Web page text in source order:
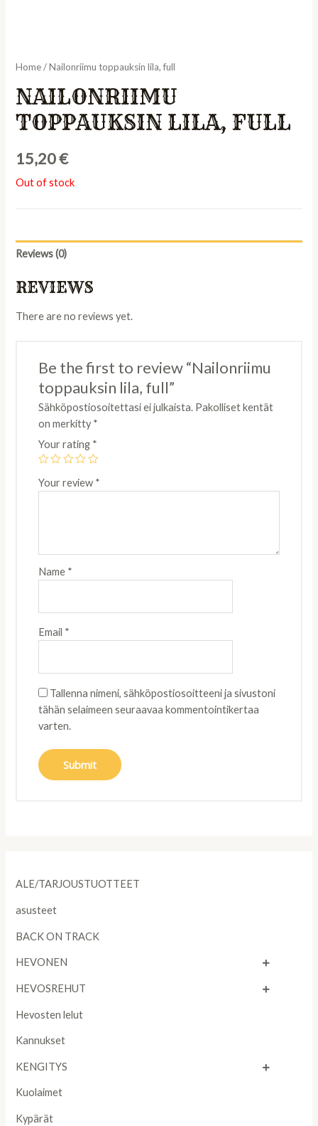
ALE/TARJOUSTUOTTEET
asusteet
BACK ON TRACK
HEVONEN
HEVOSREHUT
Hevosten lelut
Kannukset
KENGITYS
Kuolaimet
Kypärät
Home/ Nailonriimu toppauksin lila, full
NAILONRIIMU
TOPPAUKSIN LILA, FULL
15,20€
Out of stock
Reviews (0)
REVIEWS
There are no reviews yet.
Be the first to review “Nailonriimu
toppauksin lila, full”
Sähköpostiosoitettasi ei julkaista. Pakolliset kentät
on merkitty*
Your rating *
Your review *
Name *
Email *
Tallenna nimeni, sähköpostiosoitteeni ja sivustoni
tähän selaimeen seuraavaa kommentointikertaa
varten.